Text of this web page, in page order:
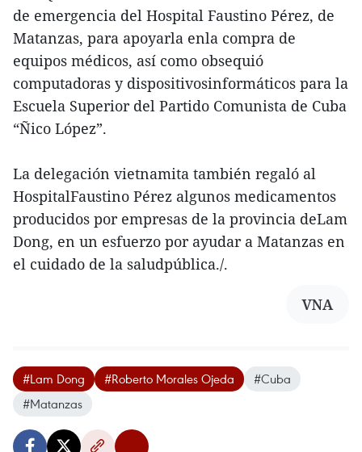
de emergencia del Hospital Faustino Pérez, de
Matanzas, para apoyarla enla compra de
equipos médicos, así como obsequió
computadoras y dispositivosinformáticos para la
Escuela Superior del Partido Comunista de Cuba
“Ñico López”.
La delegación vietnamita también regaló al
HospitalFaustino Pérez algunos medicamentos
producidos por empresas de la provincia deLam
Dong, en un esfuerzo por ayudar a Matanzas en
el cuidado de la saludpública./.
VNA
#Lam Dong #Roberto Morales Ojeda
#Cuba
#Matanzas